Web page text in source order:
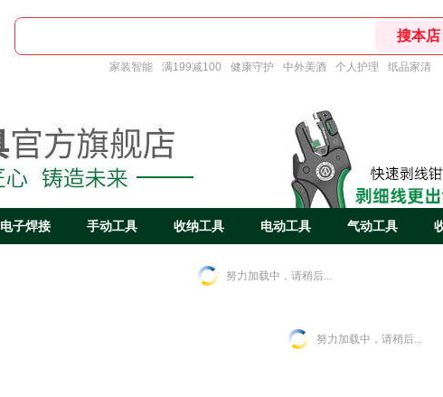
家装智能 满199减100 健康守护 中外美酒 个人护理 纸品家清
电子焊接 手动工具 收纳工具 电动工具 气动工具
努力加载中，请稍后...
努力加载中，请稍后...